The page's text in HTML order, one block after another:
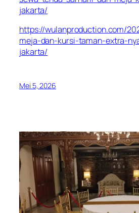
jakarta/
https://wulanproduction.com/
meja-dan-kursi-taman-extra-
jakarta/
Mei 5, 2026